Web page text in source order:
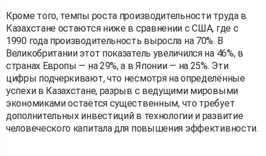
Кроме того, темпы роста производительности труда в
Казахстане остаются ниже в сравнении с США, где с
1990 года производительность выросла на 70%. В
Великобритании этот показатель увеличился на 46%, в
странах Европы — на 29%, а в Японии — на 25%. Эти
цифры подчеркивают, что несмотря на определённые
успехи в Казахстане, разрыв с ведущими мировыми
экономиками остаётся существенным, что требует
дополнительных инвестиций в технологии и развитие
человеческого капитала для повышения эффективности.